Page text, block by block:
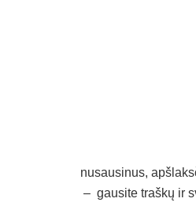
nusausinus,
– gausite traškų ir